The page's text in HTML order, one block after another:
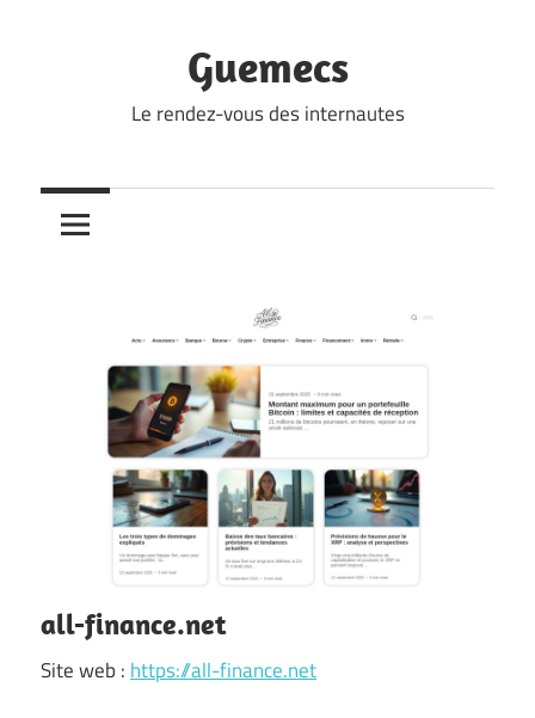
Guemecs
Le rendez-vous des internautes
all-finance.net
Site web : https://all-finance.net